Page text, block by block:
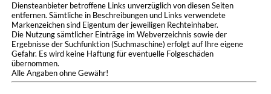
Diensteanbieter betroffene Links unverzüglich von diesen Seiten
entfernen. Sämtliche in Beschreibungen und Links verwendete
Markenzeichen sind Eigentum der jeweiligen Rechteinhaber.
Die Nutzung sämtlicher Einträge im Webverzeichnis sowie der
Ergebnisse der Suchfunktion (Suchmaschine) erfolgt auf Ihre eigene
Gefahr. Es wird keine Haftung für eventuelle Folgeschäden
übernommen.
Alle Angaben ohne Gewähr!